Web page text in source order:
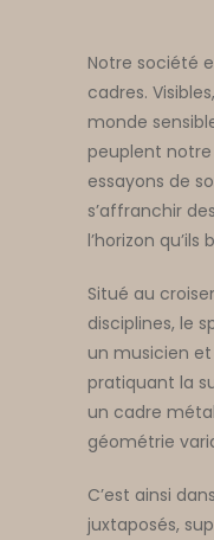
Notre société
cadres.
monde
peuplent notre
essayons de
s’affranchir
l’horizon qu’ils
Situé au
disciplines, le
un musicien
pratiquant la
un cadre
géométrie
C’est ainsi
juxtaposés,